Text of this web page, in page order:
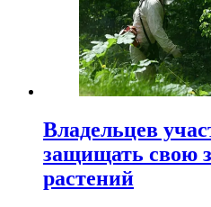
Владельцев
защищать свою
растений